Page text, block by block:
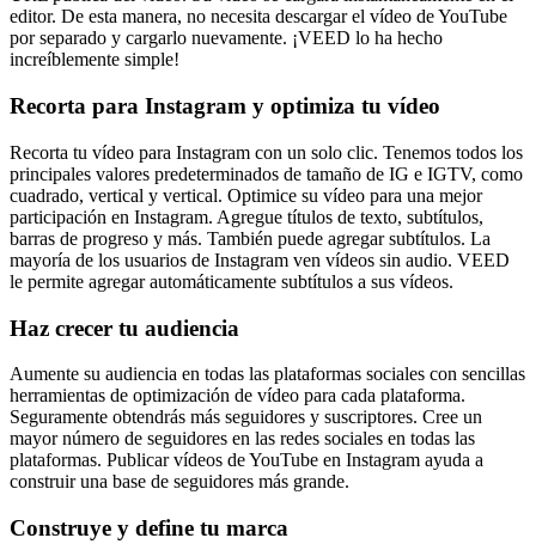
editor. De esta manera, no necesita descargar el vídeo de YouTube
por separado y cargarlo nuevamente. ¡VEED lo ha hecho
increíblemente simple!
Recorta para Instagram y optimiza tu vídeo
Recorta tu vídeo para Instagram con un solo clic. Tenemos todos los
principales valores predeterminados de tamaño de IG e IGTV, como
cuadrado, vertical y vertical. Optimice su vídeo para una mejor
participación en Instagram. Agregue títulos de texto, subtítulos,
barras de progreso y más. También puede agregar subtítulos. La
mayoría de los usuarios de Instagram ven vídeos sin audio. VEED
le permite agregar automáticamente subtítulos a sus vídeos.
Haz crecer tu audiencia
Aumente su audiencia en todas las plataformas sociales con sencillas
herramientas de optimización de vídeo para cada plataforma.
Seguramente obtendrás más seguidores y suscriptores. Cree un
mayor número de seguidores en las redes sociales en todas las
plataformas. Publicar vídeos de YouTube en Instagram ayuda a
construir una base de seguidores más grande.
Construye y define tu marca